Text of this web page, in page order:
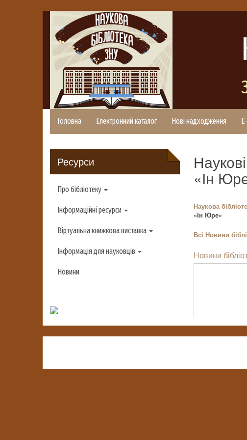
Головна Електронний каталог Нові надходження
Ресурси
Про бібліотеку
Інформаційні ресурси
Віртуальна книжкова виставка
Інформація для науковців
Новини
«Ін
Наукова
«Ін Юре»
Всі Новини
Новини